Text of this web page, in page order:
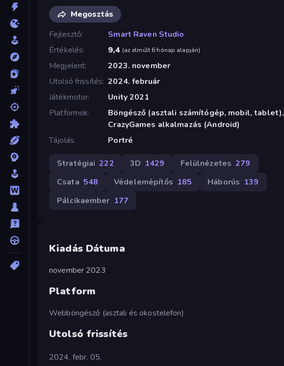
Megosztás
Fejlesztő
Smart Raven Studio
Értékelés
9,4 (az elmúlt 6 hónap alapján)
Megjelent
2023. november
Utolsó frissítés 2024. február
Játékmotor
Unity 2021
Platformok
Böngésző (asztali számítógép, mobil, tablet),
CrazyGames alkalmazás (Android)
Tájolás
Portré
Stratégiai 222 3D 1429 Felülnézetes 279
Csata 548 Védelemépítős 185 Háborús 139
Pálcikaember 177
Kiadás Dátuma
november 2023
Platform
Webböngésző (asztali és okostelefon)
Utolsó frissítés
2024. febr. 05.